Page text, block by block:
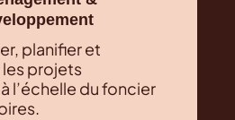
planifier et
projets
l’échelle du foncier